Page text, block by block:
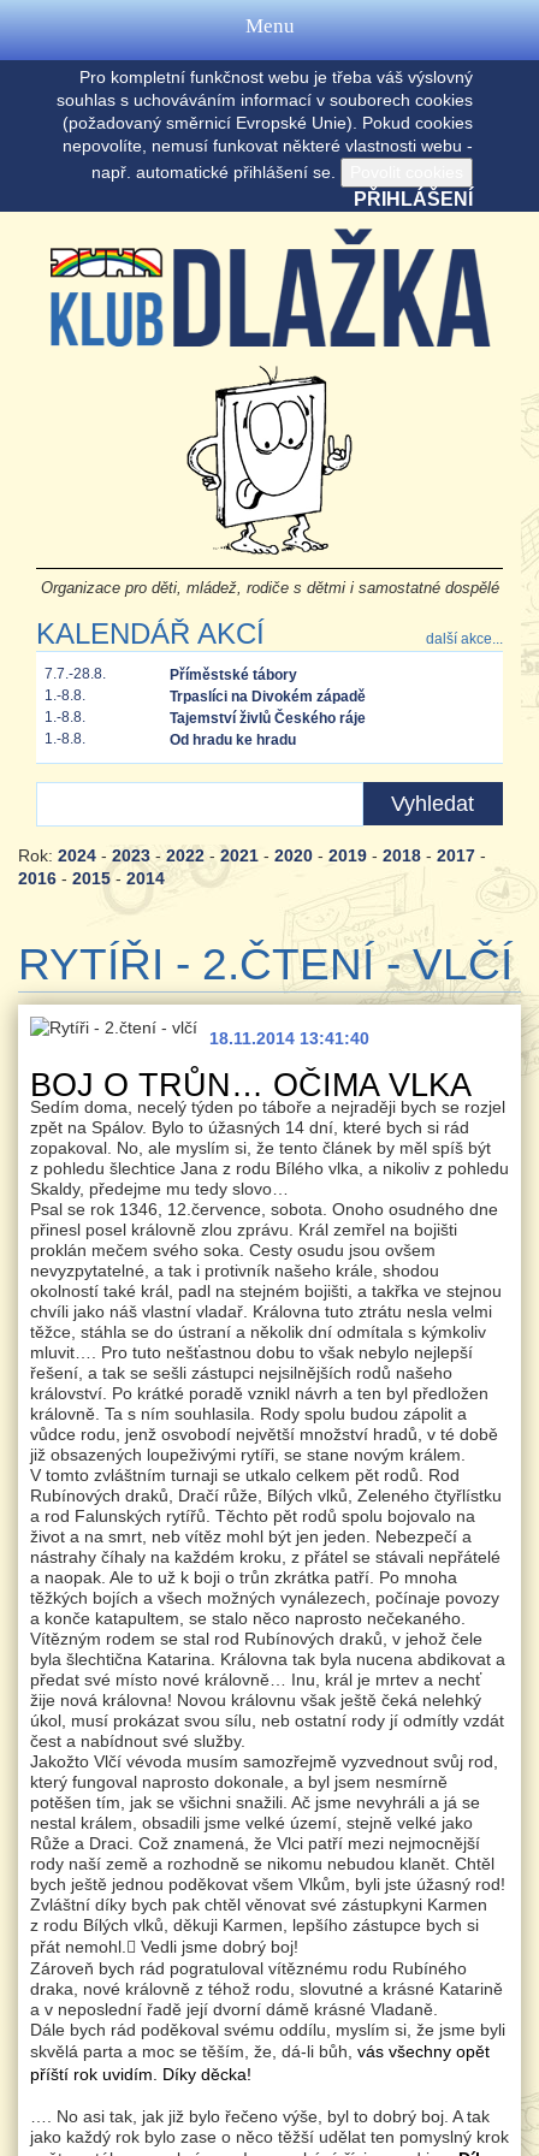
Pro kompletní funkčnost webu je třeba váš výslovný
souhlas s uchováváním informací v souborech cookies
(požadovaný směrnicí Evropské Unie). Pokud cookies
nepovolíte, nemusí funkovat některé vlastnosti webu -
např. automatické přihlášení se.
PŘIHLÁŠENÍ
Organizace pro děti, mládež, rodiče s dětmi i samostatné dospělé
KALENDÁŘ AKCÍ další akce...
7.7.-28.8.
Příměstské tábory
1.-8.8.
Trpaslíci na Divokém západě
1.-8.8.
Tajemství živlů Českého ráje
1.-8.8.
Od hradu ke hradu
Rok: 2024 - 2023 - 2022 - 2021 - 2020 - 2019 - 2018 - 2017 -
2016 - 2015 - 2014
RYTÍŘI - 2.ČTENÍ - VLČÍ
18.11.2014 13:41:40
BOJ O TRŮN… OČIMA VLKA
Sedím doma, necelý týden po táboře a nejraději bych se rozjel
zpět na Spálov. Bylo to úžasných 14 dní, které bych si rád
zopakoval. No, ale myslím si, že tento článek by měl spíš být
z pohledu šlechtice Jana z rodu Bílého vlka, a nikoliv z pohledu
Skaldy, předejme mu tedy slovo…
Psal se rok 1346, 12.července, sobota. Onoho osudného dne
přinesl posel královně zlou zprávu. Král zemřel na bojišti
proklán mečem svého soka. Cesty osudu jsou ovšem
nevyzpytatelné, a tak i protivník našeho krále, shodou
okolností také král, padl na stejném bojišti, a takřka ve stejnou
chvíli jako náš vlastní vladař. Královna tuto ztrátu nesla velmi
těžce, stáhla se do ústraní a několik dní odmítala s kýmkoliv
mluvit…. Pro tuto nešťastnou dobu to však nebylo nejlepší
řešení, a tak se sešli zástupci nejsilnějších rodů našeho
království. Po krátké poradě vznikl návrh a ten byl předložen
královně. Ta s ním souhlasila. Rody spolu budou zápolit a
vůdce rodu, jenž osvobodí největší množství hradů, v té době
již obsazených loupeživými rytíři, se stane novým králem.
V tomto zvláštním turnaji se utkalo celkem pět rodů. Rod
Rubínových draků, Dračí růže, Bílých vlků, Zeleného čtyřlístku
a rod Falunských rytířů. Těchto pět rodů spolu bojovalo na
život a na smrt, neb vítěz mohl být jen jeden. Nebezpečí a
nástrahy číhaly na každém kroku, z přátel se stávali nepřátelé
a naopak. Ale to už k boji o trůn zkrátka patří. Po mnoha
těžkých bojích a všech možných vynálezech, počínaje povozy
a konče katapultem, se stalo něco naprosto nečekaného.
Vítězným rodem se stal rod Rubínových draků, v jehož čele
byla šlechtična Katarina. Královna tak byla nucena abdikovat a
předat své místo nové královně… Inu, král je mrtev a nechť
žije nová královna! Novou královnu však ještě čeká nelehký
úkol, musí prokázat svou sílu, neb ostatní rody jí odmítly vzdát
čest a nabídnout své služby.
Jakožto Vlčí vévoda musím samozřejmě vyzvednout svůj rod,
který fungoval naprosto dokonale, a byl jsem nesmírně
potěšen tím, jak se všichni snažili. Ač jsme nevyhráli a já se
nestal králem, obsadili jsme velké území, stejně velké jako
Růže a Draci. Což znamená, že Vlci patří mezi nejmocnější
rody naší země a rozhodně se nikomu nebudou klanět. Chtěl
bych ještě jednou poděkovat všem Vlkům, byli jste úžasný rod!
Zvláštní díky bych pak chtěl věnovat své zástupkyni Karmen
z rodu Bílých vlků, děkuji Karmen, lepšího zástupce bych si
přát nemohl.  Vedli jsme dobrý boj!
Zároveň bych rád pogratuloval vítěznému rodu Rubíného
draka, nové královně z téhož rodu, slovutné a krásné Katarině
a v neposlední řadě její dvorní dámě krásné Vladaně.
Dále bych rád poděkoval svému oddílu, myslím si, že jsme byli
skvělá parta a moc se těším, že, dá-li bůh, vás všechny opět
příští rok uvidím. Díky děcka!
…. No asi tak, jak již bylo řečeno výše, byl to dobrý boj. A tak
jako každý rok bylo zase o něco těžší udělat ten pomyslný krok